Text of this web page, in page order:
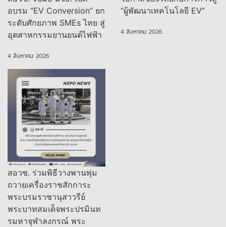
อบรม “EV Conversion” ยก
ระดับศักยภาพ SMEs ไทย สู่
อุตสาหกรรมยานยนต์ไฟฟ้า
4 สิงหาคม 2026
“ผู้พัฒนาเทคโนโลยี EV”
4 สิงหาคม 2026
สอวช. ร่วมพิธีวางพานพุ่ม
ถวายเครื่องราชสักการะ
พระบรมราชานุสาวรีย์
พระบาทสมเด็จพระปรมินท
รมหาจุฬาลงกรณ์ พระ